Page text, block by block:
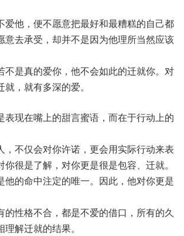
爱他，便不愿意把最好和最糟糕的自己都
意去承受，却并不是因为他理所当然应该
不是真的爱你，他不会如此的迁就你。对
，就有多深的爱。
表现在嘴上的甜言蜜语，而在于行动上的
，不仅会对你许诺，更会用实际行动来表
很是了解，对你更是很是包容、迁就。
他的命中注定的唯一。因此，他对你更是
的性格不合，都是不爱的借口，所有的久
解迁就的结果。